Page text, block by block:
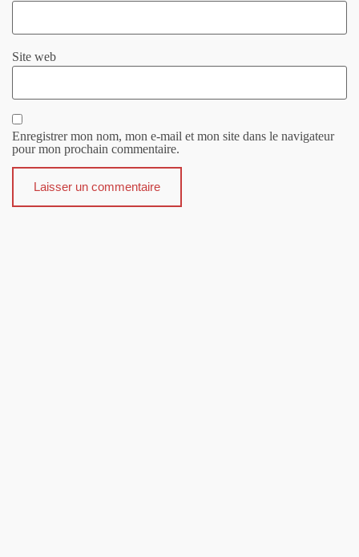
Site web
Enregistrer mon nom, mon e-mail et mon site dans le navigateur
pour mon prochain commentaire.